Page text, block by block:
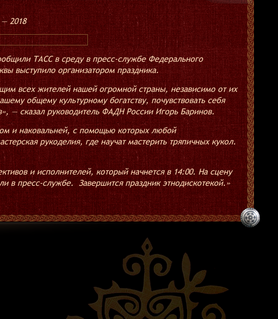
2018
ТАСС в среду в пресс-службе Федерального
выступило организатором праздника.
всех жителей нашей огромной страны, независимо от их
общему культурному богатству, почувствовать себя
— сказал руководитель ФАДН России Игорь Баринов.
и наковальней, с помощью которых любой
рукоделия, где научат мастерить тряпичных кукол.
и исполнителей, который начнется в 14:00. На сцену
в пресс-службе. Завершится праздник этнодискотекой.»